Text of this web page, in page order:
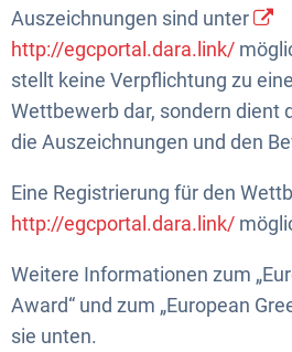
Auszeichnungen sind unter
http://egcportal.dara.link/
stellt keine Verpflichtung zu
Wettbewerb dar, sondern dient
die Auszeichnungen und den
Eine Registrierung für den
http://egcportal.dara.link/
Weitere Informationen zum
Award“ und zum „European
sie unten.